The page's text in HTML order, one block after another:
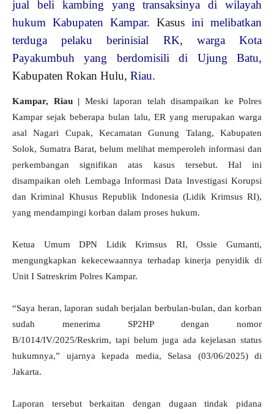
jual beli kambing yang transaksinya di wilayah
hukum Kabupaten Kampar. Kasus ini melibatkan
terduga pelaku berinisial RK, warga Kota
Payakumbuh yang berdomisili di Ujung Batu,
Kabupaten Rokan Hulu, Riau.
Kampar, Riau | Meski laporan telah disampaikan ke Polres
Kampar sejak beberapa bulan lalu, ER yang merupakan warga
asal Nagari Cupak, Kecamatan Gunung Talang, Kabupaten
Solok, Sumatra Barat, belum melihat memperoleh informasi dan
perkembangan signifikan atas kasus tersebut. Hal ini
disampaikan oleh Lembaga Informasi Data Investigasi Korupsi
dan Kriminal Khusus Republik Indonesia (Lidik Krimsus RI),
yang mendampingi korban dalam proses hukum.
Ketua Umum DPN Lidik Krimsus RI, Ossie Gumanti,
mengungkapkan kekecewaannya terhadap kinerja penyidik di
Unit I Satreskrim Polres Kampar.
“Saya heran, laporan sudah berjalan berbulan-bulan, dan korban
sudah menerima SP2HP dengan nomor
B/1014/IV/2025/Reskrim, tapi belum juga ada kejelasan status
hukumnya,” ujarnya kepada media, Selasa (03/06/2025) di
Jakarta.
Laporan tersebut berkaitan dengan dugaan tindak pidana